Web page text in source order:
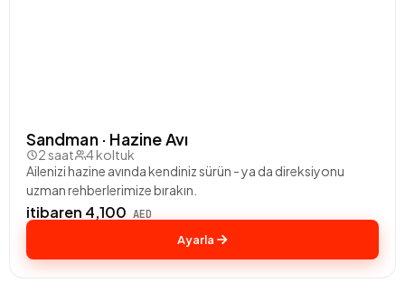
Sandman · Hazine Avı
2 saat
4 koltuk
Ailenizi hazine avında kendiniz sürün - ya da direksiyonu
uzman rehberlerimize bırakın.
itibaren 4,100 AED
Ayarla